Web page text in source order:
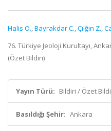
Halis O.,Bayrakdar C.,Çılğın Z.,
76. Türkiye Jeoloji Kurultayı,
(Özet Bildiri)
Yayın Türü: Bildiri / Özet
Basıldığı Şehir: Ankara